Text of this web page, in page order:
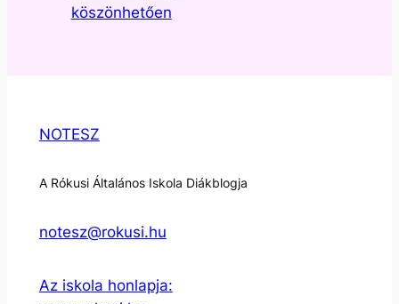
köszönhetően
NOTESZ
A Rókusi Általános Iskola Diákblogja
notesz@rokusi.hu
Az iskola honlapja: